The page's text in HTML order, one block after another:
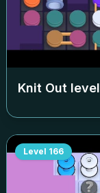
Knit Out level
Level 166